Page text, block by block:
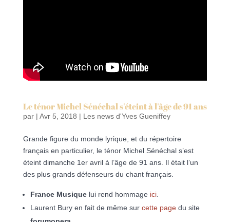
Le ténor Michel Sénéchal s’éteint à l’âge de 91 ans
par | Avr 5, 2018 | Les news d'Yves Gueniffey
Grande figure du monde lyrique, et du répertoire
français en particulier, le ténor Michel Sénéchal s’est
éteint dimanche 1er avril à l’âge de 91 ans. Il était l’un
des plus grands défenseurs du chant français.
France Musiquelui rend hommage ici.
Laurent Bury en fait de même sur cette pagedu site